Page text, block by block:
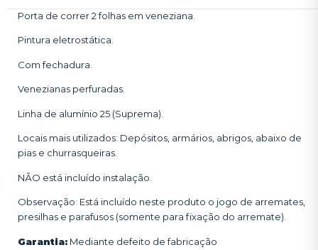
Porta de correr 2 folhas em veneziana.
Pintura eletrostática.
Com fechadura.
Venezianas perfuradas.
Linha de alumínio 25 (Suprema).
Locais mais utilizados: Depósitos, armários, abrigos, abaixo de
pias e churrasqueiras.
NÃO está incluído instalação.
Observação: Está incluído neste produto o jogo de arremates,
presilhas e parafusos (somente para fixação do arremate).
Garantia: Mediante defeito de fabricação